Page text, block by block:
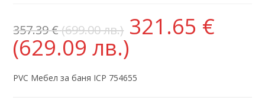
357.39€(699.00 лв.) 321.65 €
(629.09 лв.)
PVC Мебел за баня ICP 754655